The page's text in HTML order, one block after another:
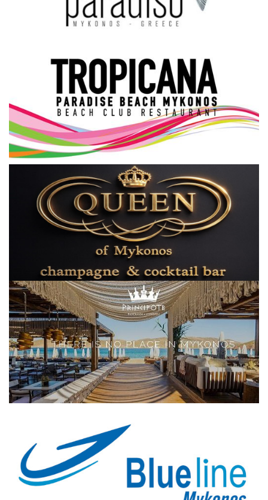
Science & Tech
Σεβασμιώτατος Δωρόθεος Β’
Cost Of Living Crisis
Opinion + Analysis
L’Art des Sens
All News
Local Elections 2023
Elections 2023
Γλώσσα
Ελληνικά English